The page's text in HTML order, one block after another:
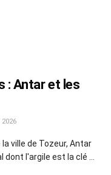
: Antar et les
ville de Tozeur, Antar
l'argile est la clé ...